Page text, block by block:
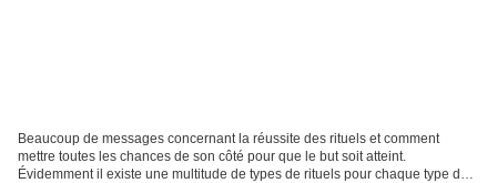
Beaucoup de messages concernant la réussite des rituels et comment
mettre toutes les chances de son côté pour que le but soit atteint.
Évidemment il existe une multitude de types de rituels pour chaque type de